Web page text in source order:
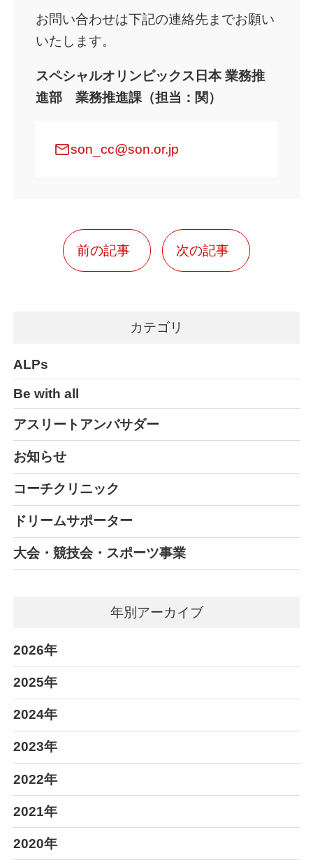
お問い合わせは下記の連絡先までお願い
いたします。
スペシャルオリンピックス日本 業務推
進部 業務推進課（担当：関）
mailson_cc@son.or.jp
前の記事 次の記事
カテゴリ
ALPs
Be with all
アスリートアンバサダー
お知らせ
コーチクリニック
ドリームサポーター
大会・競技会・スポーツ事業
年別アーカイブ
2026年
2025年
2024年
2023年
2022年
2021年
2020年